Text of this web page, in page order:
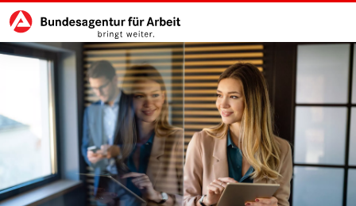
zu den Hauptinhalten springen
Hauptnavigation